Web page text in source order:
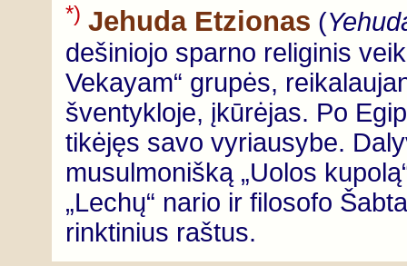
*) Jehuda Etzionas (
dešiniojo sparno religinis
Vekayam“ grupės,
šventykloje, įkūrėjas. Po
tikėjęs savo vyriausybe.
musulmonišką „Uolos
„Lechų“ nario ir filosofo
rinktinius raštus.